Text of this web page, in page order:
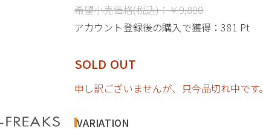
希望小売価格(税込)：￥9,800
アカウント登録後の購入で獲得：381 Pt
SOLD OUT
申し訳ございませんが、只今品切れ中です。
VARIATION